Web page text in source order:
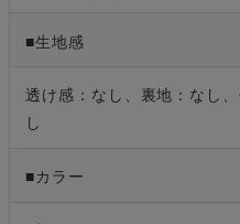
■生地感
透け感：なし、裏地：なし
し
■カラー